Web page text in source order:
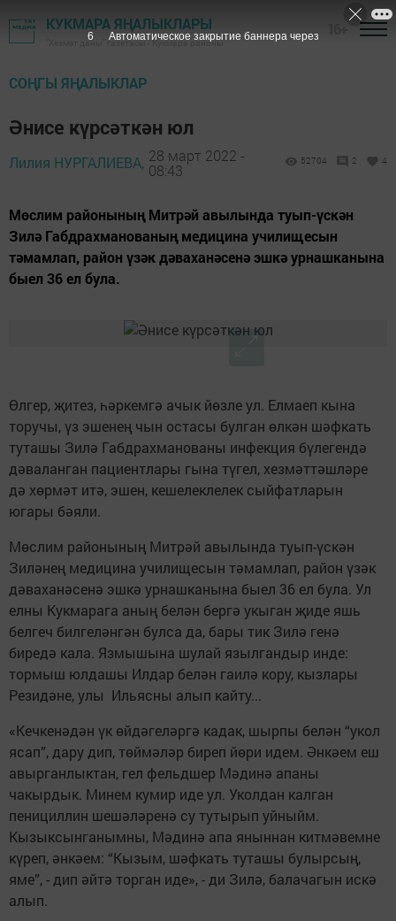
КУКМАРА ЯҢАЛЫКЛАРЫ
"Хезмәт даны" газетасы - Кукмара районы
СОҢГЫ ЯҢАЛЫКЛАР
Әнисе күрсәткән юл
Лилия НУРГАЛИЕВА, 28 март 2022 -
08:43
52704 2 4
Мөслим районының Митрәй авылында туып-үскән
Зилә Габдрахманованың медицина училищесын
тәмамлап, район үзәк дәваханәсенә эшкә урнашканына
быел 36 ел була.
Өлгер, җитез, һәркемгә ачык йөзле ул. Елмаеп кына
торучы, үз эшенең чын остасы булган өлкән шәфкать
туташы Зилә Габдрахманованы инфекция бүлегендә
дәваланган пациентлары гына түгел, хезмәттәшләре
дә хөрмәт итә, эшен, кешелеклелек сыйфатларын
югары бәяли.
Мөслим районының Митрәй авылында туып-үскән
Зиләнең медицина училищесын тәмамлап, район үзәк
дәваханәсенә эшкә урнашканына быел 36 ел була. Ул
елны Кукмарага аның белән бергә укыган җиде яшь
белгеч билгеләнгән булса да, бары тик Зилә генә
биредә кала. Язмышына шулай язылгандыр инде:
тормыш юлдашы Илдар белән гаилә кору, кызлары
Резидәне, улы Ильясны алып кайту...
«Кечкенәдән үк өйдәгеләргә кадак, шырпы белән “укол
ясап”, дару дип, төймәләр биреп йөри идем. Әнкәем еш
авырганлыктан, гел фельдшер Мәдинә апаны
чакырдык. Минем кумир иде ул. Уколдан калган
пенициллин шешәләренә су тутырып уйныйм.
Кызыксынганымны, Мәдинә апа яныннан китмәвемне
күреп, әнкәем: “Кызым, шәфкать туташы булырсың,
яме”, - дип әйтә торган иде», - ди Зилә, балачагын искә
алып.
4 Автоматическое закрытие баннера через